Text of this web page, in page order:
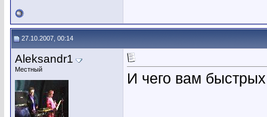
27.10.2007, 00:14
Aleksandr1
Местный
И чего вам